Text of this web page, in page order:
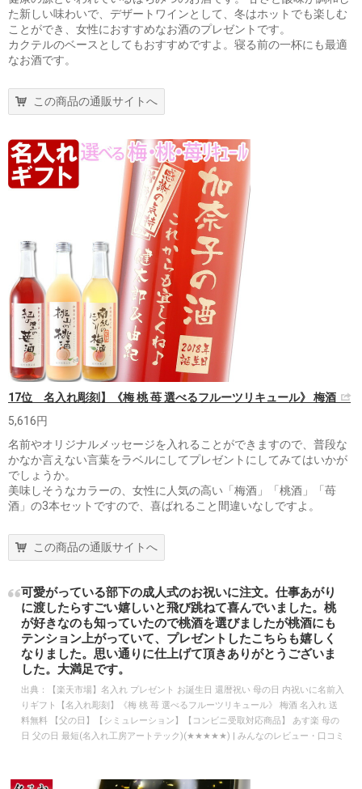
た新しい味わいで、デザートワインとして、冬はホットでも楽しむ
ことができ、女性におすすめなお酒のプレゼントです。
カクテルのベースとしてもおすすめですよ。寝る前の一杯にも最適
なお酒です。
この商品の通販サイトへ
17位 名入れ彫刻】《梅 桃 苺 選べるフルーツリキュール》 梅酒
5,616円
名前やオリジナルメッセージを入れることができますので、普段な
かなか言えない言葉をラベルにしてプレゼントにしてみてはいかが
でしょうか。
美味しそうなカラーの、女性に人気の高い「梅酒」「桃酒」「苺
酒」の3本セットですので、喜ばれること間違いなしですよ。
この商品の通販サイトへ
可愛がっている部下の成人式のお祝いに注文。仕事あがり
に渡したらすごい嬉しいと飛び跳ねて喜んでいました。桃
が好きなのも知っていたので桃酒を選びましたが桃酒にも
テンション上がっていて、プレゼントしたこちらも嬉しく
なりました。思い通りに仕上げて頂きありがとうございま
した。大満足です。
出典：
【楽天市場】名入れ プレゼント お誕生日 還暦祝い 母の日 内祝いに名前入
りギフト【名入れ彫刻】《梅 桃 苺 選べるフルーツリキュール》 梅酒 名入れ 送
料無料 【父の日】【シミュレーション】【コンビニ受取対応商品】 あす楽 母の
日 父の日 最短(名入れ工房アートテック)(★★★★★) | みんなのレビュー・口コミ